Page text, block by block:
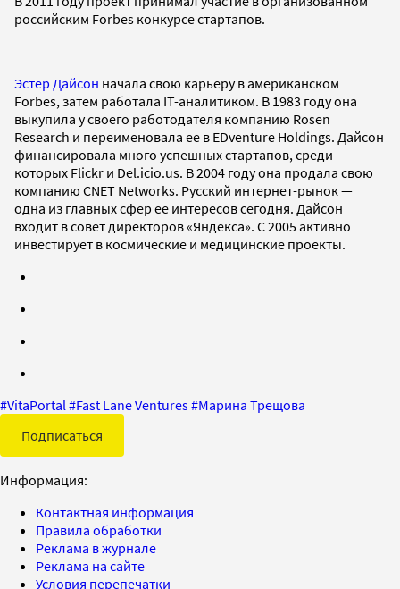
российским Forbes конкурсе стартапов.
Эстер Дайсон начала свою карьеру в американском
Forbes, затем работала IT-аналитиком. В 1983 году она
выкупила у своего работодателя компанию Rosen
Research и переименовала ее в EDventure Holdings. Дайсон
финансировала много успешных стартапов, среди
которых Flickr и Del.icio.us. В 2004 году она продала свою
компанию CNET Networks. Русский интернет-рынок —
одна из главных сфер ее интересов сегодня. Дайсон
входит в совет директоров «Яндекса». С 2005 активно
инвестирует в космические и медицинские проекты.
#VitaPortal #Fast Lane Ventures#Марина Трещова
Подписаться
Информация:
Контактная информация
Правила обработки
Реклама в журнале
Реклама на сайте
Условия перепечатки